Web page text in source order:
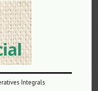
Integrals